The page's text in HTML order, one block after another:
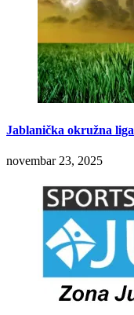
Jablanička okružna
novembar 23, 2025